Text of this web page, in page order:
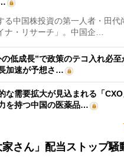
中国株投資の第一人者・田代
ナ・リサーチ」。中国企…
の低成長”で政策のテコ入れ必
加速が予想さ…
な需要拡大が見込まれる「
を持つ中国の医薬品…
家さん」配当ストップ騒